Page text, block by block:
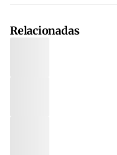
Relacionadas